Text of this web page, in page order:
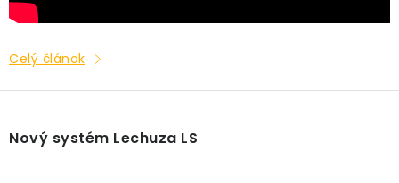
Celý článok
Nový systém Lechuza LS